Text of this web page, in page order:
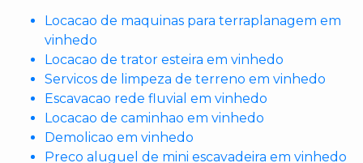
Locacao de maquinas para terraplanagem em
vinhedo
Locacao de trator esteira em vinhedo
Servicos de limpeza de terreno em vinhedo
Escavacao rede fluvial em vinhedo
Locacao de caminhao em vinhedo
Demolicao em vinhedo
Preco aluguel de mini escavadeira em vinhedo